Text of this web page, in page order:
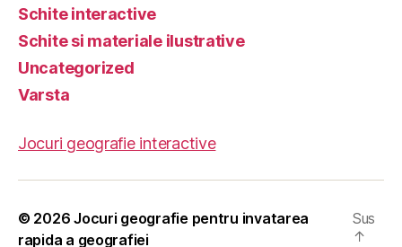
Schite interactive
Schite si materiale ilustrative
Uncategorized
Varsta
Jocuri geografie interactive
© 2026Jocuri geografie pentru invatarea
rapida a geografiei
Sus
↑